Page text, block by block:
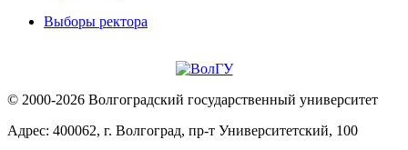
Выборы ректора
© 2000-2026 Волгоградский государственный университет
Адрес: 400062, г. Волгоград, пр-т Университетский, 100